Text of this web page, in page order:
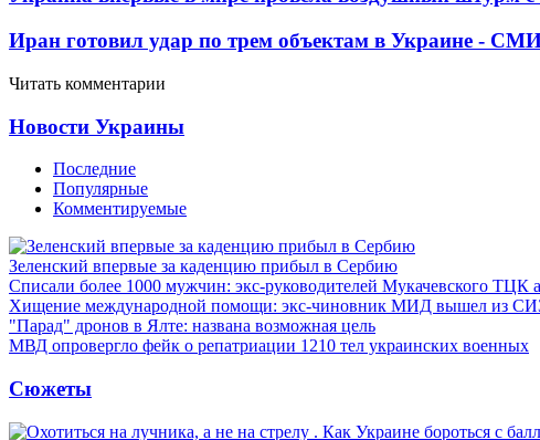
Иран готовил удар по трем объектам в Украине -
Читать комментарии
Новости Украины
Последние
Популярные
Комментируемые
Зеленский впервые за каденцию прибыл в Сербию
Списали более 1000 мужчин: экс-руководителей Мукачевского ТЦК
Хищение международной помощи: экс-чиновник МИД вышел из
"Парад" дронов в Ялте: названа возможная цель
МВД опровергло фейк о репатриации 1210 тел украинских военных
Сюжеты